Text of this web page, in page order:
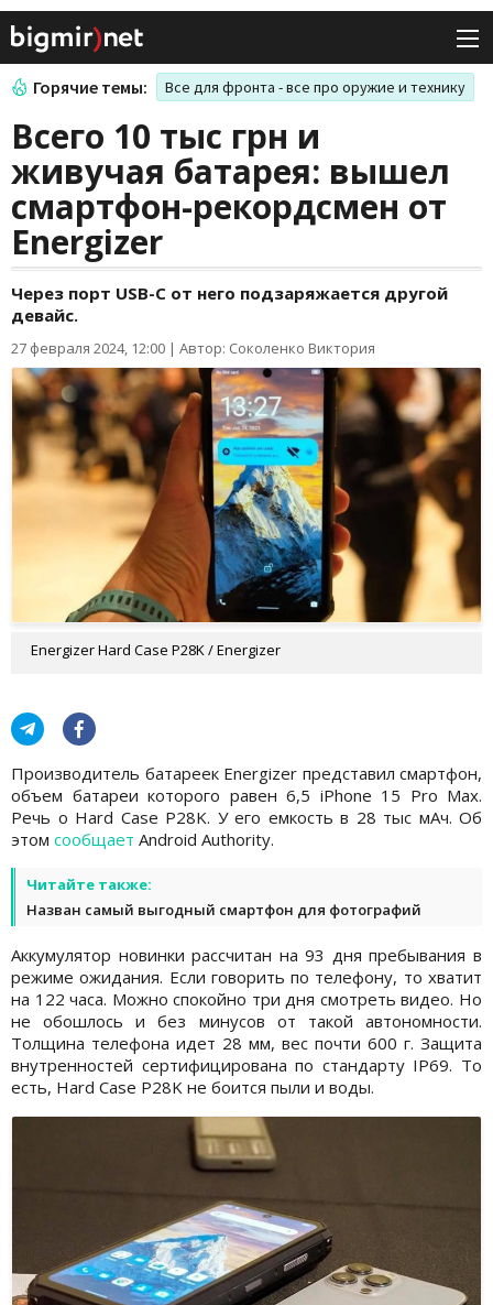
Горячие темы: Все для фронта - все про оружие и технику
Всего 10 тыс грн и
живучая батарея: вышел
смартфон-рекордсмен от
Energizer
Через порт USB-C от него подзаряжается другой
девайс.
27 февраля 2024, 12:00 | Автор: Соколенко Виктория
Energizer Hard Case P28K / Energizer
Производитель батареек Energizer представил смартфон,
объем батареи которого равен 6,5 iPhone 15 Pro Max.
Речь о Hard Case P28K. У его емкость в 28 тыс мАч. Об
этом сообщает Android Authority.
Читайте также:
Назван самый выгодный смартфон для фотографий
Аккумулятор новинки рассчитан на 93 дня пребывания в
режиме ожидания. Если говорить по телефону, то хватит
на 122 часа. Можно спокойно три дня смотреть видео. Но
не обошлось и без минусов от такой автономности.
Толщина телефона идет 28 мм, вес почти 600 г. Защита
внутренностей сертифицирована по стандарту IP69. То
есть, Hard Case P28K не боится пыли и воды.